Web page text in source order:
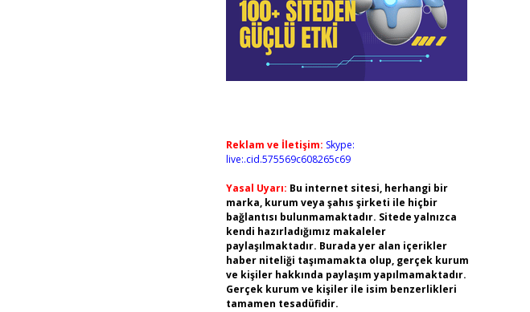
Reklam ve İletişim: Skype:
live:.cid.575569c608265c69
Yasal Uyarı: Bu internet sitesi, herhangi bir
marka, kurum veya şahıs şirketi ile hiçbir
bağlantısı bulunmamaktadır. Sitede yalnızca
kendi hazırladığımız makaleler
paylaşılmaktadır. Burada yer alan içerikler
haber niteliği taşımamakta olup, gerçek kurum
ve kişiler hakkında paylaşım yapılmamaktadır.
Gerçek kurum ve kişiler ile isim benzerlikleri
tamamen tesadüfidir.